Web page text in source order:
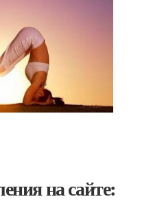
на сайте: